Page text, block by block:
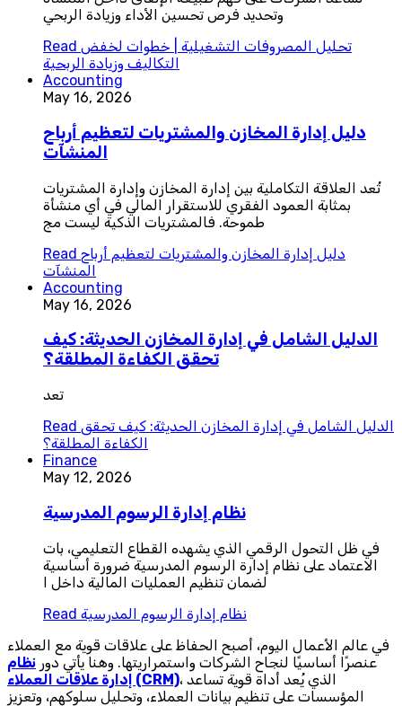
وتحديد فرص تحسين الأداء وزيادة الربحي
Read تحليل المصروفات التشغيلية | خطوات لخفض
التكاليف وزيادة الربحية
Accounting
May 16, 2026
دليل إدارة المخازن والمشتريات لتعظيم أرباح
المنشآت
تُعد العلاقة التكاملية بين إدارة المخازن وإدارة المشتريات
بمثابة العمود الفقري للاستقرار المالي في أي منشأة
طموحة. فالمشتريات الذكية ليست مج
Read دليل إدارة المخازن والمشتريات لتعظيم أرباح
المنشآت
Accounting
May 16, 2026
الدليل الشامل في إدارة المخازن الحديثة: كيف
تحقق الكفاءة المطلقة؟
تعد
Read الدليل الشامل في إدارة المخازن الحديثة: كيف تحقق
الكفاءة المطلقة؟
Finance
May 12, 2026
نظام إدارة الرسوم المدرسية
في ظل التحول الرقمي الذي يشهده القطاع التعليمي، بات
الاعتماد على نظام إدارة الرسوم المدرسية ضرورة أساسية
لضمان تنظيم العمليات المالية داخل ا
Read نظام إدارة الرسوم المدرسية
في عالم الأعمال اليوم، أصبح الحفاظ على علاقات قوية مع العملاء
عنصرًا أساسيًا لنجاح الشركات واستمراريتها. وهنا يأتي دور نظام
إدارة علاقات العملاء (CRM)، الذي يُعد أداة قوية تساعد
المؤسسات على تنظيم بيانات العملاء، وتحليل سلوكهم، وتعزيز